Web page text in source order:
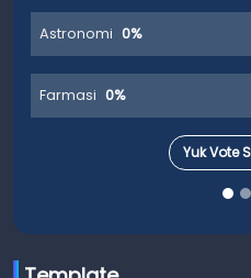
Astronomi 0%
Farmasi 0%
Yuk Vote